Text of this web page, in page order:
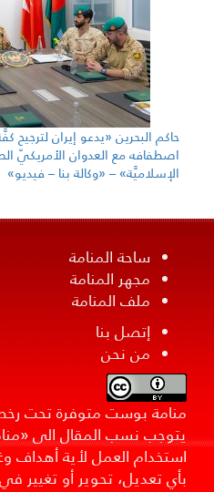
حاكم البحرين «يدعو إيران لترجيح كفَّة
اصطفافه مع العدوان الأمريكيّ
الإسلاميَّة» – «وكالة بنا – فيديو»
ساحة المنامة
مجهر المنامة
ملف المنامة
إتصل بنا
من نحن
يتوجب نسب المقال الى
استخدام العمل لأية أهداف
بأي تعديل، تحوير أو تغيير في